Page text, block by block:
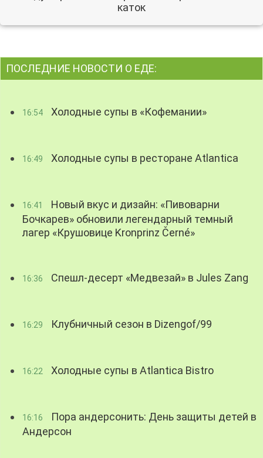
каток
ПОСЛЕДНИЕ НОВОСТИ О ЕДЕ:
16:54 Холодные супы в «Кофемании»
16:49 Холодные супы в ресторане Atlantica
16:41
Новый вкус и дизайн: «Пивоварни
Бочкарев» обновили легендарный темный
лагер «Крушовице Kronprinz Černé»
16:36 Спешл-десерт «Медвезай» в Jules Zang
16:29 Клубничный сезон в Dizengof/99
16:22 Холодные супы в Atlantica Bistro
16:16
Пора андерсонить: День защиты детей в
Андерсон